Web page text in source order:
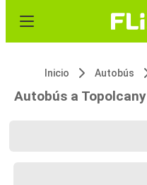
Inicio Autobús
Autobús a Topolcany